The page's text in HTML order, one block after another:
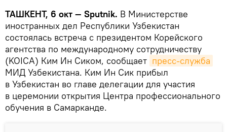
ТАШКЕНТ, 6 окт — Sputnik. В Министерстве
иностранных дел Республики Узбекистан
состоялась встреча с президентом Корейского
агентства по международному сотрудничеству
(KOICA) Ким Ин Сиком, сообщает пресс-служба
МИД Узбекистана. Ким Ин Сик прибыл
в Узбекистан во главе делегации для участия
в церемонии открытия Центра профессионального
обучения в Самарканде.